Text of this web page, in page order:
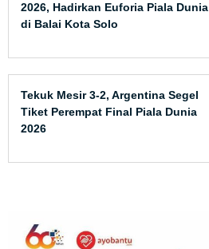
2026, Hadirkan Euforia Piala Dunia
di Balai Kota Solo
Tekuk Mesir 3-2, Argentina Segel
Tiket Perempat Final Piala Dunia
2026